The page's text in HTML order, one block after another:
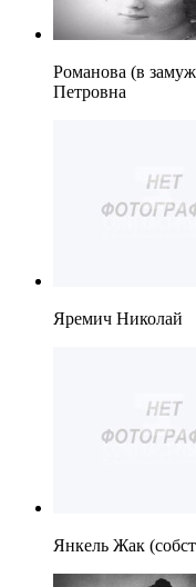
Романова (в
Петровна
Яремич Николай
Янкель Жак